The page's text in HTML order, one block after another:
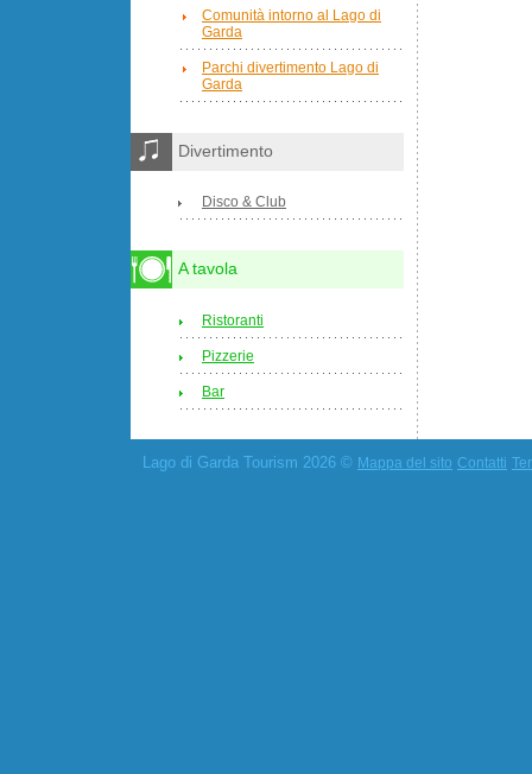
Comunità intorno al Lago di
Garda
Parchi divertimento Lago di
Garda
Divertimento
Disco & Club
A tavola
Ristoranti
Pizzerie
Bar
Lago di Garda Tourism 2026 © Mappa del sito Contatti